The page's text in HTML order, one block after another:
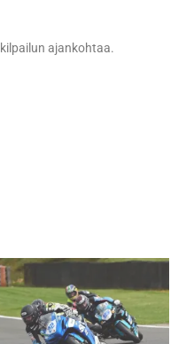
ajankohtaa.